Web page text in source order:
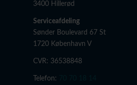
3400 Hillerød
Serviceafdeling
Sønder Boulevard 67 St
1720 København V
CVR: 36538848
Telefon: